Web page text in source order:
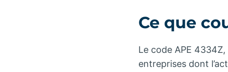
Ce que
Le code APE
entreprises dont